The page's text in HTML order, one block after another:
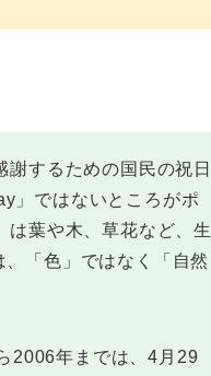
するための国民の祝日
」ではないところがポ
葉や木、草花など、生
「色」ではなく「自然
2006年までは、4月29